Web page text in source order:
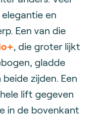
en
Een van die
, die groter lijkt
gladde
zijden. Een
lift gegeven
in de bovenkant